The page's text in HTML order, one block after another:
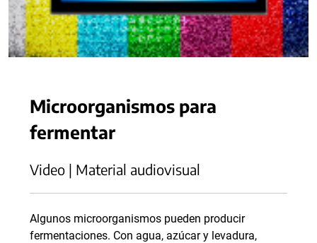
Microorganismos para
fermentar
Video | Material audiovisual
Algunos microorganismos pueden producir
fermentaciones. Con agua, azúcar y levadura,